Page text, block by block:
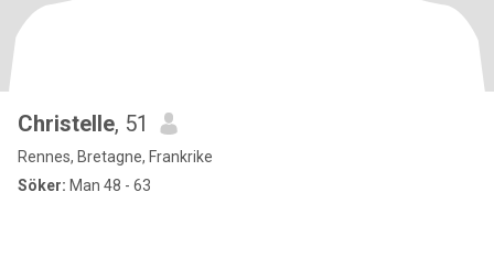
Christelle, 51
Rennes, Bretagne, Frankrike
Söker: Man 48 - 63